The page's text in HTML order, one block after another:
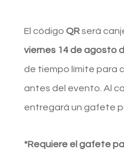
El código QRserá
viernes 14 de agosto
de tiempo límite para
antes del evento. Al
entregará un gafete
*Requiere el gafete